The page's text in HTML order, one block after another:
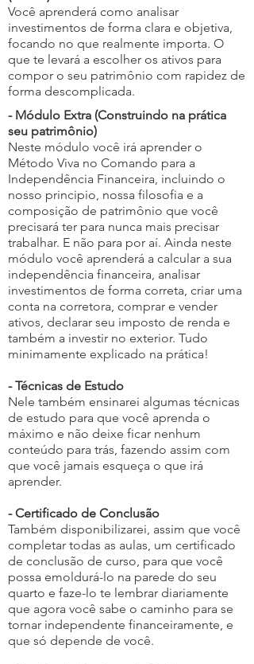
Você aprenderá como analisar
investimentos de forma clara e objetiva,
focando no que realmente importa. O
que te levará a escolher os ativos para
compor o seu patrimônio com rapidez de
forma descomplicada.
- Módulo Extra (Construindo na prática
seu patrimônio)
Neste módulo você irá aprender o
Método Viva no Comando para a
Independência Financeira, incluindo o
nosso principio, nossa filosofia e a
composição de patrimônio que você
precisará ter para nunca mais precisar
trabalhar. E não para por aí. Ainda neste
módulo você aprenderá a calcular a sua
independência financeira, analisar
investimentos de forma correta, criar uma
conta na corretora, comprar e vender
ativos, declarar seu imposto de renda e
também a investir no exterior. Tudo
minimamente explicado na prática!
- Técnicas de Estudo
Nele também ensinarei algumas técnicas
de estudo para que você aprenda o
máximo e não deixe ficar nenhum
conteúdo para trás, fazendo assim com
que você jamais esqueça o que irá
aprender.
- Certificado de Conclusão
Também disponibilizarei, assim que você
completar todas as aulas, um certificado
de conclusão de curso, para que você
possa emoldurá-lo na parede do seu
quarto e faze-lo te lembrar diariamente
que agora você sabe o caminho para se
tornar independente financeiramente, e
que só depende de você.